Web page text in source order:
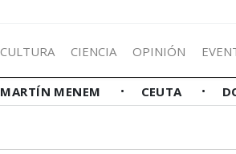
CULTURA CIENCIA OPINIÓN
MARTÍN MENEM CEUTA